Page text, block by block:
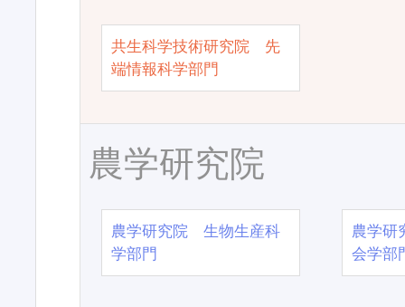
共生科学技術研究院 先
端情報科学部門
農学研究院
農学研究院 生物生産科
学部門
農学
会学部